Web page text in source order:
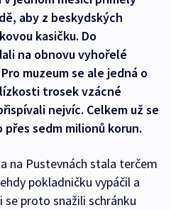
aby z beskydských
kasičku. Do
na obnovu vyhořelé
muzeum se ale jedná o
trosek vzácné
nejvíc. Celkem už se
sedm milionů korun.
na Pustevnách stala terčem
pokladničku vypáčil a
se proto snažili schránku